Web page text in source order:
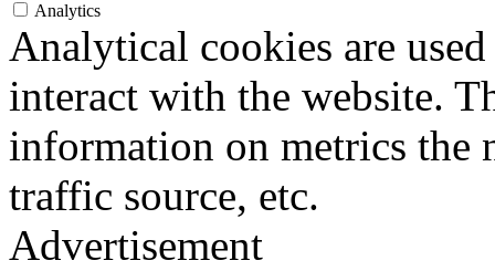
Analytics
Analytical cookies are
interact with the website.
information on metrics the
traffic source, etc.
Advertisement